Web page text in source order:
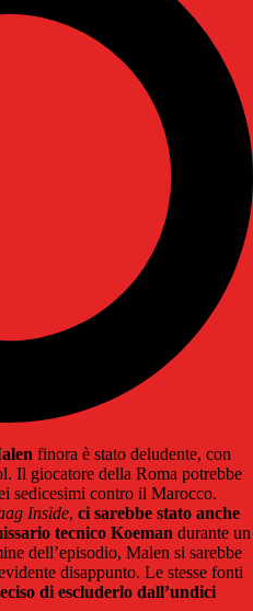
finora è stato deludente, con
Il giocatore della Roma potrebbe
sedicesimi contro il Marocco.
Inside, ci sarebbe stato anche
tecnico Koeman durante un
dell’episodio, Malen si sarebbe
disappunto. Le stesse fonti
di escluderlo dall’undici